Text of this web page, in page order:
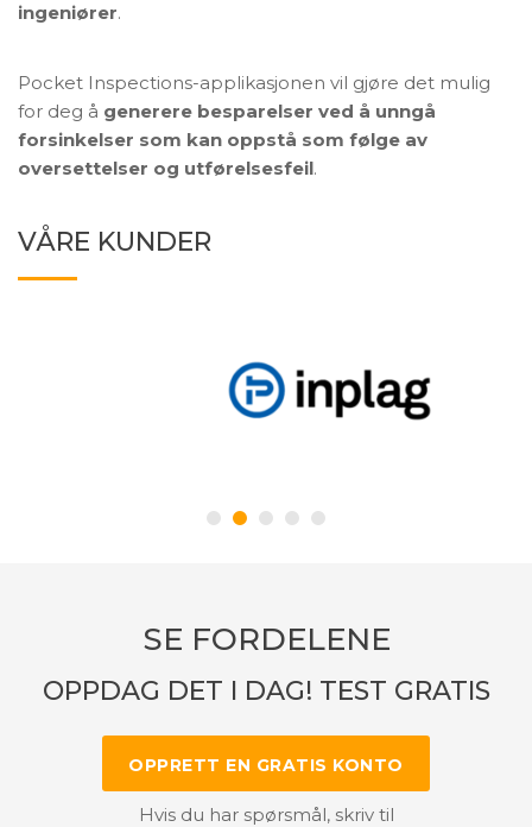
ingeniører.
Pocket Inspections-applikasjonen vil gjøre det mulig
for deg å generere besparelser ved å unngå
forsinkelser som kan oppstå som følge av
oversettelser og utførelsesfeil.
VÅRE KUNDER
SE FORDELENE
OPPDAG DET I DAG! TEST GRATIS
OPPRETT EN GRATIS KONTO
Hvis du har spørsmål, skriv til